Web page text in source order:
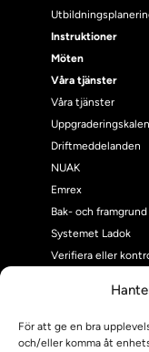
För att ge en bra
och/eller komma åt
Instruktioner
Möten
Våra tjänster
Våra tjänster
Driftmeddelanden
NUAK
Emrex
Bak- och framgrund
Systemet Ladok
Verifiera eller
Om oss
Om